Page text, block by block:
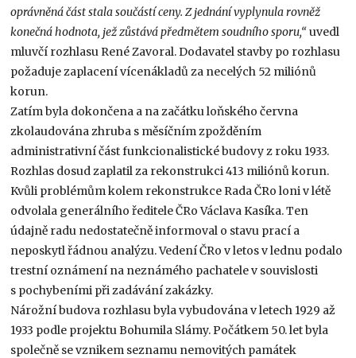
oprávněná část stala součástí ceny. Z jednání vyplynula rovněž
konečná hodnota, jež zůstává předmětem soudního sporu,“uvedl
mluvčí rozhlasu René Zavoral. Dodavatel stavby po rozhlasu
požaduje zaplacení vícenákladů za necelých 52 miliónů
korun.
Zatím byla dokončena a na začátku loňského června
zkolaudována zhruba s měsíčním zpožděním
administrativní část funkcionalistické budovy z roku 1933.
Rozhlas dosud zaplatil za rekonstrukci 413 miliónů korun.
Kvůli problémům kolem rekonstrukce Rada ČRo loni v létě
odvolala generálního ředitele ČRo Václava Kasíka. Ten
údajně radu nedostatečně informoval o stavu prací a
neposkytl řádnou analýzu. Vedení ČRo v letos v lednu podalo
trestní oznámení na neznámého pachatele v souvislosti
s pochybeními při zadávání zakázky.
Nárožní budova rozhlasu byla vybudována v letech 1929 až
1933 podle projektu Bohumila Slámy. Počátkem 50. let byla
společně se vznikem seznamu nemovitých památek